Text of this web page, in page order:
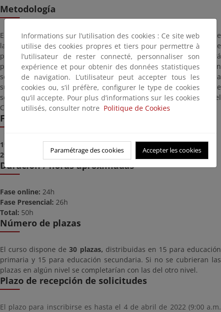
Metodología
El curso tendrá una parte en línea con cuatro módulos a través de
la plataforma moodle. Cada módulo tendrá una serie de
ponencias con materiales y una actividad sencilla que permitirá
pasar al módulo siguiente. Desde el CENEAM se hará un
seguimiento de dichas actividades. Cada alumno lo puede hacer a
su ritmo pero con tiempos definidos. Terminada la parte on-line
se llevará a cabo la parte presencial en las instalaciones del
CENEAM.
Fechas
1ª Fase Online:del 15 de mayo al 15 de junio
2ª Fase Presencial:del 27 al 30 de junio
Duración / horas aproximadas
Fase online: 24h
Fase Presencial: 26h
Total: 50h
Número de plazas
El curso dispone de30 plazas, distribuidas en 15 para educación
primaria y 15 para educación secundaria. Si no se cubrieran las
plazas en algún nivel se completarían con las del otro nivel.
Plazo de recepción de solicitudes
El plazo para inscribirse es hasta el 4 de abril de 2022 (9:00 a.m.
Informations sur l’utilisation des cookies : Ce site web
utilise des cookies propres et tiers pour permettre à
l’utilisateur de rester connecté, personnaliser son
expérience et pour obtenir des données statistiques
de navigation. L’utilisateur peut accepter tous les
cookies ou, s’il préfère, configurer le type de cookies
qu’il accepte. Pour plus d’informations sur les cookies
utilisés, consulter notre Politique de Cookies
Paramétrage des cookies Accepter les cookies